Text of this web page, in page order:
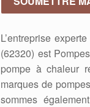
L’entreprise
(62320) est
pompe à chaleur
marques de
sommes